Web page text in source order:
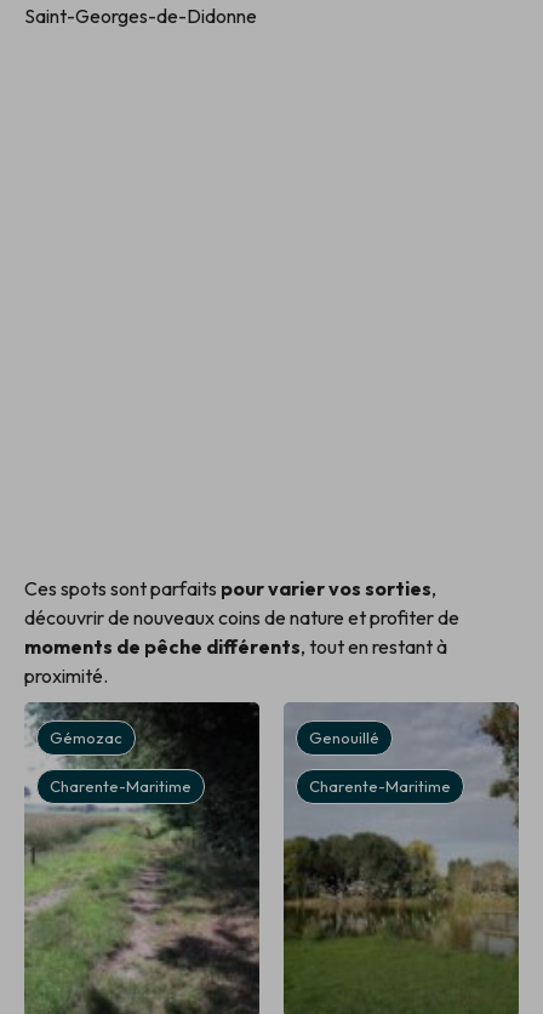
Saint-Georges-de-Didonne
Ces spots sont parfaits pour varier vos sorties,
découvrir de nouveaux coins de nature et profiter de
moments de pêche différents, tout en restant à
proximité.
Gémozac
Charente-Maritime
Genouillé
Charente-Maritime